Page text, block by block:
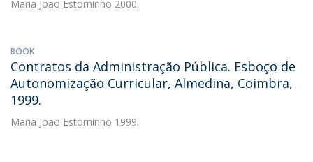
Maria João Estorninho 2000.
BOOK
Contratos da Administração Pública. Esboço de
Autonomização Curricular, Almedina, Coimbra,
1999.
Maria João Estorninho 1999.